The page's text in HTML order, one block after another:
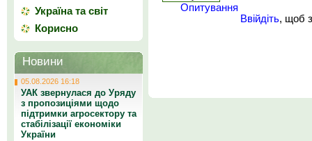
Опитування
Ввійдіть, щоб
Україна та світ
Корисно
Новини
05.08.2026 16:18
УАК звернулася до Уряду
з пропозиціями щодо
підтримки агросектору та
стабілізації економіки
України